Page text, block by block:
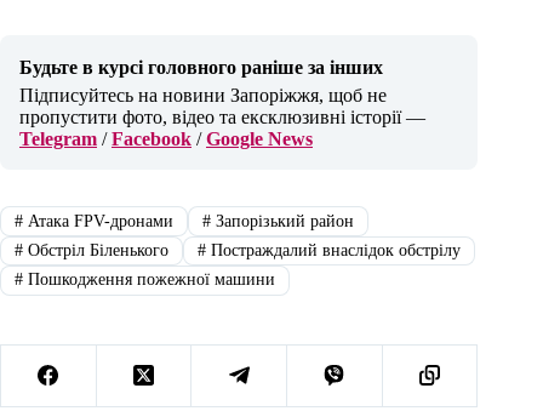
Будьте в курсі головного раніше за інших
Підписуйтесь на новини Запоріжжя, щоб не
пропустити фото, відео та ексклюзивні історії —
Telegram /Facebook /Google News
#Атака FPV-дронами #Запорізький район
#Обстріл Біленького #Постраждалий внаслідок обстрілу
#Пошкодження пожежної машини